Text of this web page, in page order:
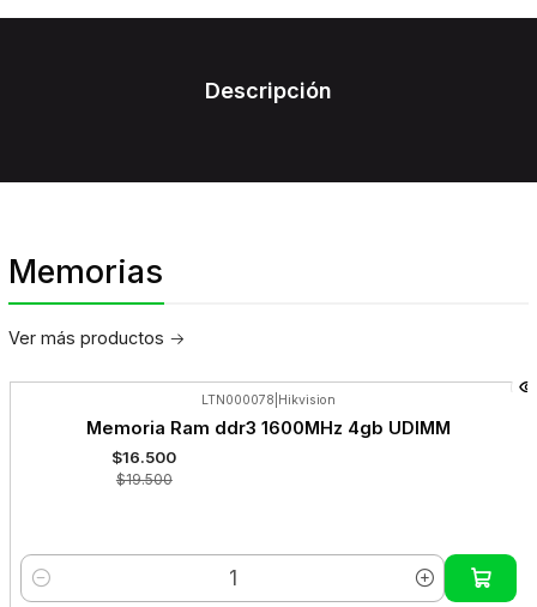
Descripción
Memorias
Ver más productos
LTN000078 Hikvision
Memoria Ram ddr3 1600MHz 4gb UDIMM
$16.500
$19.500
Cantidad